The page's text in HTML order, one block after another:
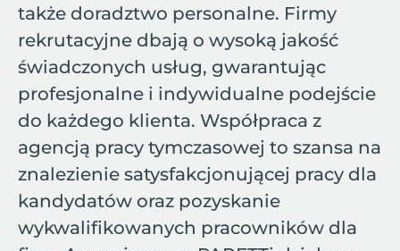
także doradztwo personalne. Firmy
rekrutacyjne dbają o wysoką jakość
świadczonych usług, gwarantując
profesjonalne i indywidualne podejście
do każdego klienta. Współpraca z
agencją pracy tymczasowej to szansa na
znalezienie satysfakcjonującej pracy dla
kandydatów oraz pozyskanie
wykwalifikowanych pracowników dla